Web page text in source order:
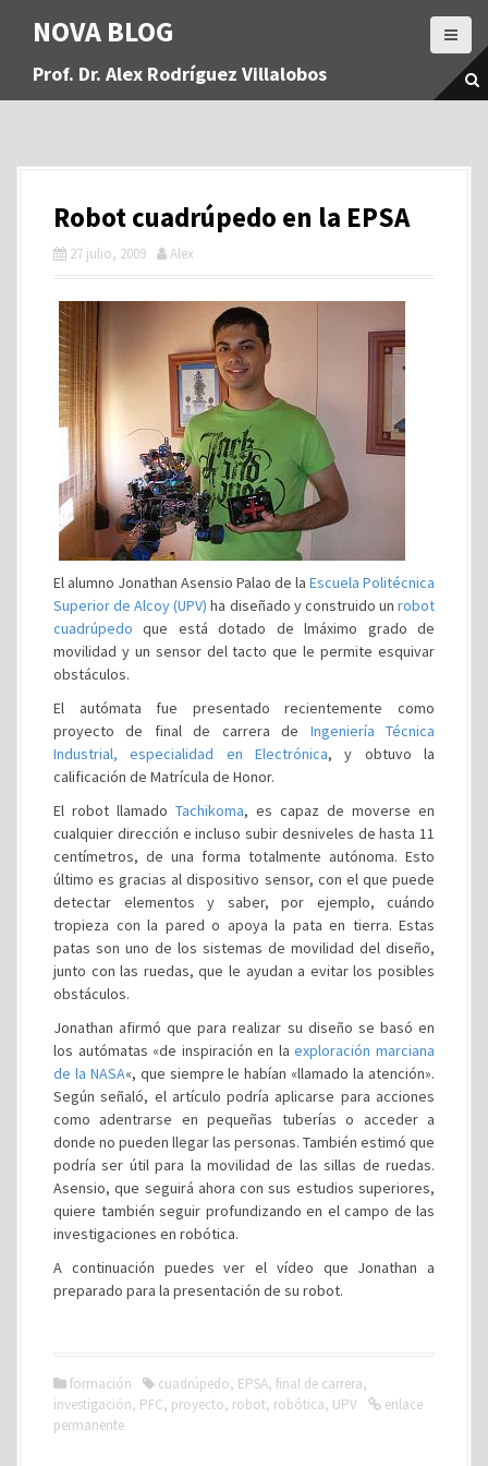
a
NOVA BLOG
Prof. Dr. Alex Rodríguez Villalobos
Robot cuadrúpedo en la EPSA
27 julio, 2009 Alex
El alumno Jonathan Asensio Palao de la Escuela Politécnica
Superior de Alcoy (UPV) ha diseñado y construido unrobot
cuadrúpedo que está dotado de lmáximo grado de
movilidad y un sensor del tacto que le permite esquivar
obstáculos.
El autómata fue presentado recientemente como
proyecto de final de carrera de Ingeniería Técnica
Industrial, especialidad en Electrónica, y obtuvo la
calificación de Matrícula de Honor.
El robot llamado Tachikoma, es capaz de moverse en
cualquier dirección e incluso subir desniveles de hasta 11
centímetros, de una forma totalmente autónoma. Esto
último es gracias al dispositivo sensor, con el que puede
detectar elementos y saber, por ejemplo, cuándo
tropieza con la pared o apoya la pata en tierra. Estas
patas son uno de los sistemas de movilidad del diseño,
junto con las ruedas, que le ayudan a evitar los posibles
obstáculos.
Jonathan afirmó que para realizar su diseño se basó en
los autómatas «de inspiración en laexploración marciana
de la NASA«, que siempre le habían «llamado la atención».
Según señaló, el artículo podría aplicarse para acciones
como adentrarse en pequeñas tuberías o acceder a
donde no pueden llegar las personas. También estimó que
podría ser útil para la movilidad de las sillas de ruedas.
Asensio, que seguirá ahora con sus estudios superiores,
quiere también seguir profundizando en el campo de las
investigaciones en robótica.
A continuación puedes ver el vídeo que Jonathan a
preparado para la presentación de su robot.
formación cuadrúpedo, EPSA, final de carrera,
investigación, PFC, proyecto, robot, robótica, UPV
enlace
permanente